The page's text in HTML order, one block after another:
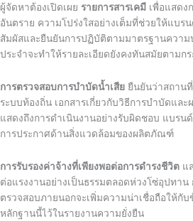
ผู้จัดหาต้องเปิดเผย รายการสารเคมี เพื่อแสดง
อันตราย ความโปร่งใสอย่างเต็มที่ช่วยให้แบร
สัมผัสและยืนยันการปฏิบัติตามมาตรฐานควา
ประจำจะทำให้รายละเอียดยังคงทันสมัยตามก
การตรวจสอบการบำบัดน้ำเสีย ยืนยันว่าสถาน
ระบบท้องถิ่น เอกสารเกี่ยวกับวิธีการบำบัดแล
แสดงถึงการดำเนินงานอย่างรับผิดชอบ แบรน
การประกาศด้านสิ่งแวดล้อมของผลิตภัณฑ์
การรับรองค่าจ้างที่เพียงพอต่อการดำรงชีวิต แ
ต่อแรงงานอย่างเป็นธรรมตลอดห่วงโซ่อุปทาน
ตรวจสอบภายนอกจะเพิ่มความน่าเชื่อถือให้กั
หลักฐานนี้ไว้ในรายงานความยั่งยืน